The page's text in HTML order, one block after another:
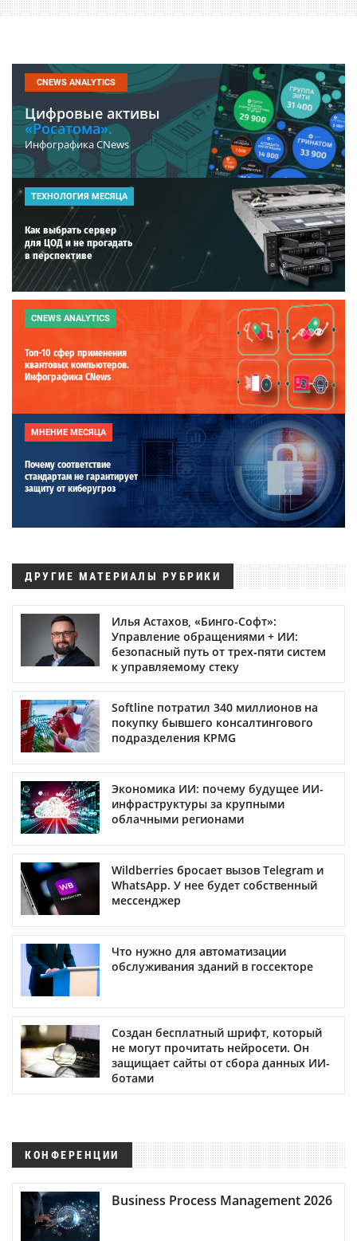
CNEWS ANALYTICS
Цифровые активы
«Росатома».
Инфографика CNews
ТЕХНОЛОГИЯ МЕСЯЦА
Как выбрать сервер
для ЦОД и не прогадать
в перспективе
CNEWS ANALYTICS
Топ-10 сфер применения
квантовых компьютеров.
Инфографика CNews
МНЕНИЕ МЕСЯЦА
Почему соответствие
стандартам не гарантирует
защиту от киберугроз
ДРУГИЕ МАТЕРИАЛЫ РУБРИКИ
Илья Астахов, «Бинго-Софт»:
Управление обращениями + ИИ:
безопасный путь от трех‑пяти систем
к управляемому стеку
Softline потратил 340 миллионов на
покупку бывшего консалтингового
подразделения KPMG
Экономика ИИ: почему будущее ИИ-
инфраструктуры за крупными
облачными регионами
Wildberries бросает вызов Telegram и
WhatsApp. У нее будет собственный
мессенджер
Что нужно для автоматизации
обслуживания зданий в госсекторе
Создан бесплатный шрифт, который
не могут прочитать нейросети. Он
защищает сайты от сбора данных ИИ-
ботами
КОНФЕРЕНЦИИ
Business Process Management 2026